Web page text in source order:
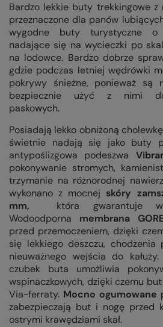
Bardzo lekkie buty trekkingowe z
przeznaczone dla panów
wygodne buty turystyczne o
nadające się na wycieczki po
na lodowce. Bardzo dobrze
gdzie podczas letniej wędrówki
pokrywy śnieżne, ponieważ są
bezpiecznie użyć z nimi
paskowych.
Posiadają lekko obniżoną
świetnie nadają się jako buty
antypoślizgowa podeszwa
pokonywanie stromych,
trzymanie na różnorodnej
wykonano z mocnej skóry
mm, która gwarantuje
Wodoodporna membrana
przed przemoczeniem, dzięki
się lekkiego deszczu,
nieuważnego wejścia do kałuży.
czubek buta umożliwia
wspinaczkowych, dzięki czemu
Via-ferraty. Mocno ogumowane
zabezpieczają but i nogę przed
ostrymi krawędziami skał.